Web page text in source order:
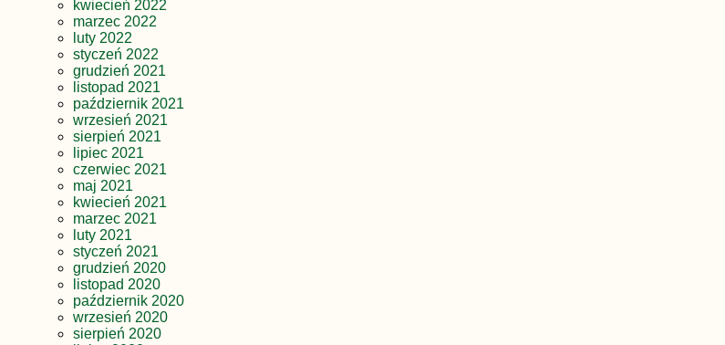
kwiecień 2022
marzec 2022
luty 2022
styczeń 2022
grudzień 2021
listopad 2021
październik 2021
wrzesień 2021
sierpień 2021
lipiec 2021
czerwiec 2021
maj 2021
kwiecień 2021
marzec 2021
luty 2021
styczeń 2021
grudzień 2020
listopad 2020
październik 2020
wrzesień 2020
sierpień 2020